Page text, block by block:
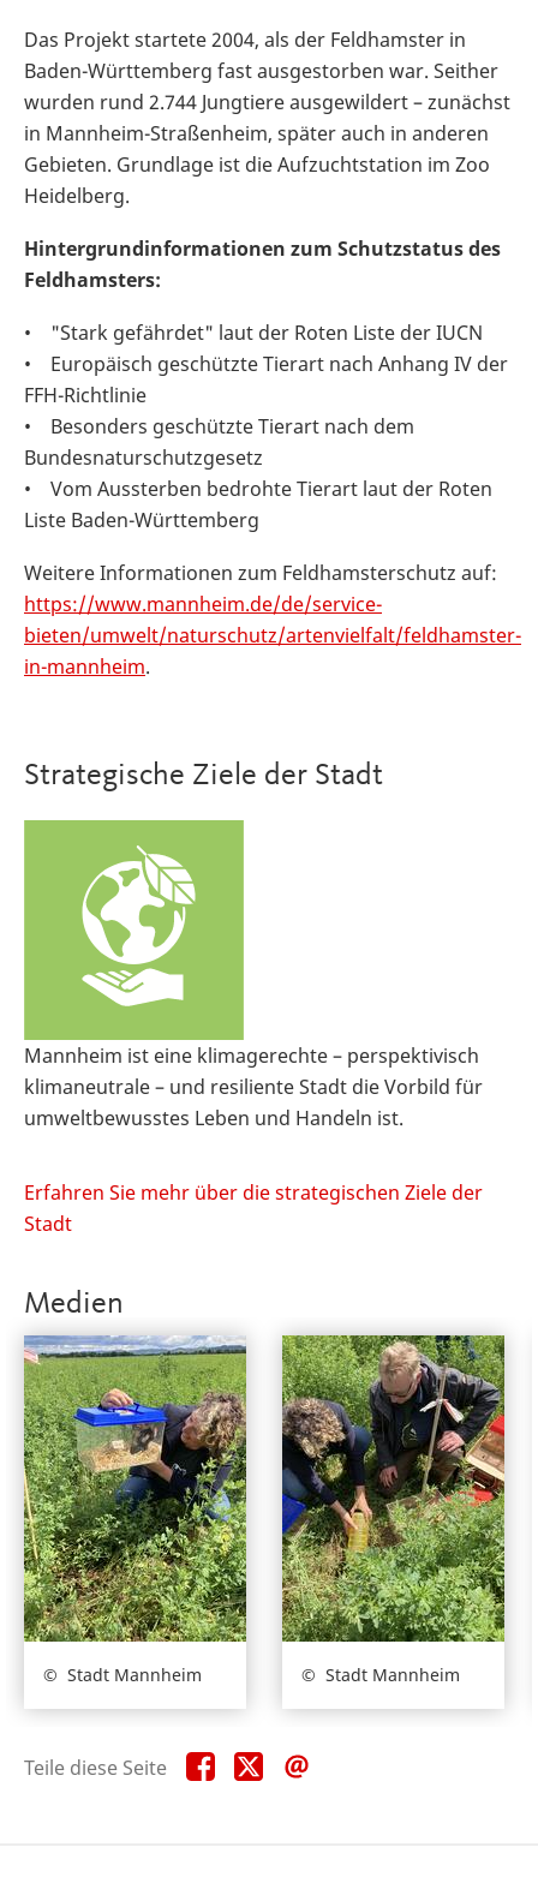
Das Projekt startete 2004, als der Feldhamster in
Baden-Württemberg fast ausgestorben war. Seither
wurden rund 2.744 Jungtiere ausgewildert – zunächst
in Mannheim-Straßenheim, später auch in anderen
Gebieten. Grundlage ist die Aufzuchtstation im Zoo
Heidelberg.
Hintergrundinformationen zum Schutzstatus des
Feldhamsters:
• "Stark gefährdet" laut der Roten Liste der IUCN
• Europäisch geschützte Tierart nach Anhang IV der
FFH-Richtlinie
• Besonders geschützte Tierart nach dem
Bundesnaturschutzgesetz
• Vom Aussterben bedrohte Tierart laut der Roten
Liste Baden-Württemberg
Weitere Informationen zum Feldhamsterschutz auf:
https://www.mannheim.de/de/service-
bieten/umwelt/naturschutz/artenvielfalt/feldhamster-
in-mannheim.
Strategische Ziele der Stadt
Mannheim ist eine klimagerechte – perspektivisch
klimaneutrale – und resiliente Stadt die Vorbild für
umweltbewusstes Leben und Handeln ist.
Erfahren Sie mehr über die strategischen Ziele der
Stadt
Medien
Stadt Mannheim Stadt Mannheim
Teile diese Seite Teile
diese
Teile
diese